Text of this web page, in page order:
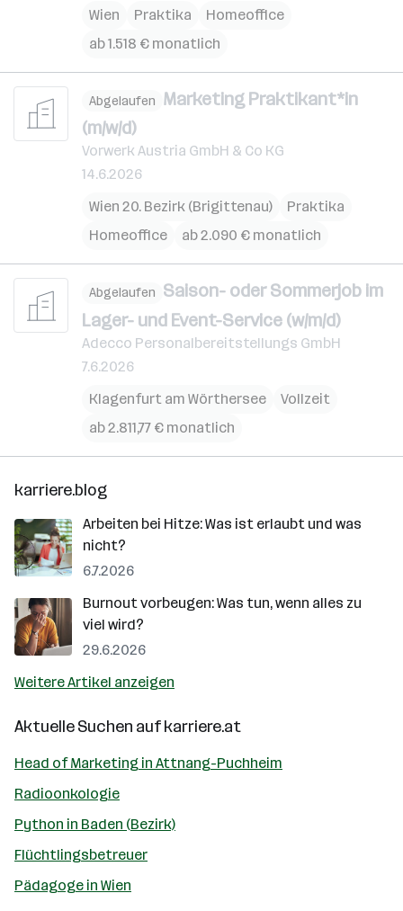
Wien
Praktika
Homeoffice
ab 1.518 € monatlich
Abgelaufen Marketing Praktikant*in
(m/w/d)
Vorwerk Austria GmbH & Co KG
14.6.2026
Wien 20. Bezirk (Brigittenau)
Praktika
Homeoffice
ab 2.090 € monatlich
Abgelaufen Saison- oder Sommerjob im
Lager- und Event-Service (w/m/d)
Adecco Personalbereitstellungs GmbH
7.6.2026
Klagenfurt am Wörthersee
Vollzeit
ab 2.811,77 € monatlich
karriere.blog
Arbeiten bei Hitze: Was ist erlaubt und was
nicht?
6.7.2026
Burnout vorbeugen: Was tun, wenn alles zu
viel wird?
29.6.2026
Weitere Artikel anzeigen
Aktuelle Suchen aufkarriere.at
Head of Marketing in Attnang-Puchheim
Radioonkologie
Python in Baden (Bezirk)
Flüchtlingsbetreuer
Pädagoge in Wien